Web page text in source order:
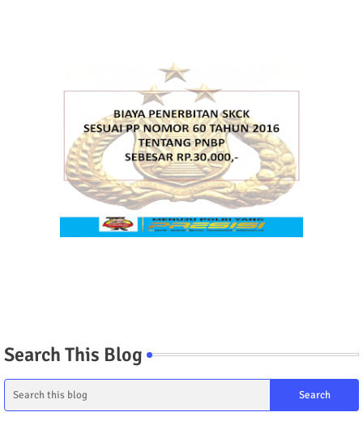
Search This Blog